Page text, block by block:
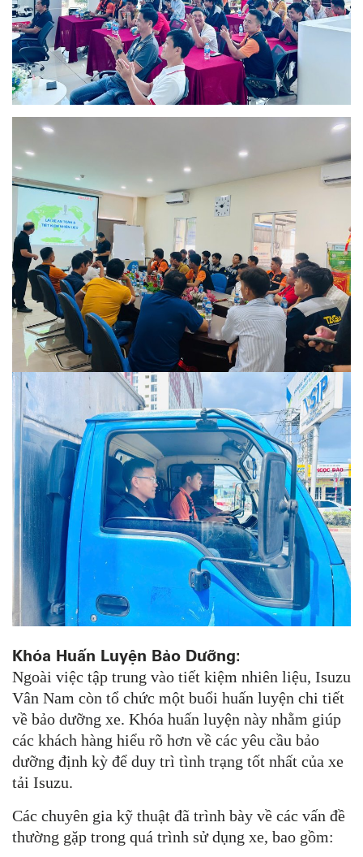
Khóa Huấn Luyện Bảo Dưỡng:
Ngoài việc tập trung vào tiết kiệm nhiên liệu, Isuzu
Vân Nam còn tổ chức một buổi huấn luyện chi tiết
về bảo dưỡng xe. Khóa huấn luyện này nhằm giúp
các khách hàng hiểu rõ hơn về các yêu cầu bảo
dưỡng định kỳ để duy trì tình trạng tốt nhất của xe
tải Isuzu.
Các chuyên gia kỹ thuật đã trình bày về các vấn đề
thường gặp trong quá trình sử dụng xe, bao gồm: